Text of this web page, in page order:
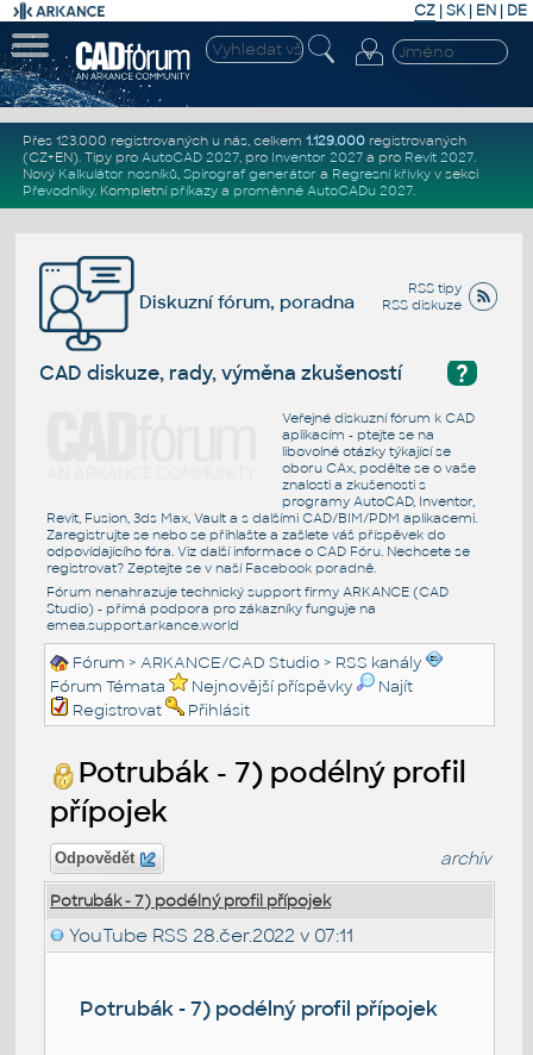
CZ | SK| EN | DE
Přes 123.000 registrovaných u nás, celkem 1.129.000registrovaných
(CZ+EN). Tipy pro AutoCAD 2027, pro Inventor 2027a pro Revit 2027.
Nový Kalkulátor nosníků, Spirograf generátor a Regresní křivkyv sekci
Převodníky. Kompletní příkazya proměnné AutoCADu 2027.
RSS tipy
RSS diskuze
Diskuzní fórum, poradna
?
CAD diskuze, rady, výměna zkušeností
Veřejné diskuzní fórum k CAD
aplikacím - ptejte se na
libovolné otázky týkající se
oboru CAx, podělte se o vaše
znalosti a zkušenosti s
programy AutoCAD, Inventor,
Revit, Fusion, 3ds Max, Vault a s dalšími CAD/BIM/PDM aplikacemi.
Zaregistrujte se nebo se přihlašte a zašlete váš příspěvek do
odpovídajícího fóra. Viz další informace o CAD Fóru. Nechcete se
registrovat? Zeptejte se v naší Facebook poradně.
Fórum nenahrazuje technický support firmy ARKANCE (CAD
Studio) - přímá podpora pro zákazníky funguje na
emea.support.arkance.world
Fórum >ARKANCE/CAD Studio > RSS kanály
Fórum Témata
Nejnovější příspěvky
Najít
Registrovat
Přihlásit
Potrubák - 7) podélný profil
přípojek
Odpovědět archiv
Potrubák - 7) podélný profil přípojek
YouTube RSS 28.čer.2022 v 07:11
Potrubák - 7) podélný profil přípojek